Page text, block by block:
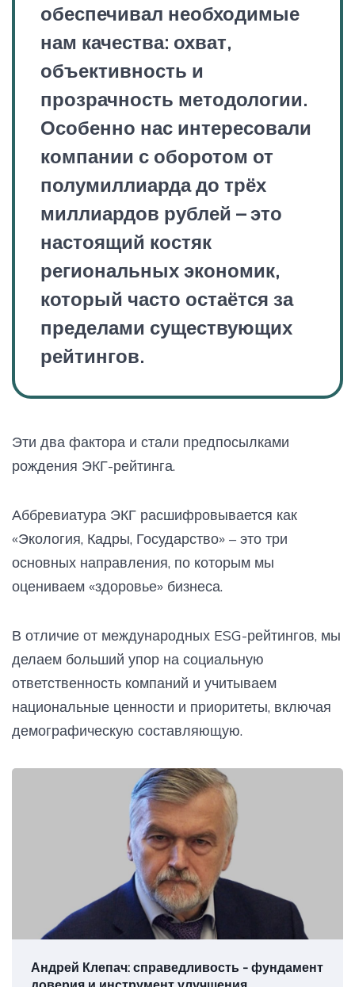
обеспечивал необходимые
нам качества: охват,
объективность и
прозрачность методологии.
Особенно нас интересовали
компании с оборотом от
полумиллиарда до трёх
миллиардов рублей – это
настоящий костяк
региональных экономик,
который часто остаётся за
пределами существующих
рейтингов.
Эти два фактора и стали предпосылками
рождения ЭКГ-рейтинга.
Аббревиатура ЭКГ расшифровывается как
«Экология, Кадры, Государство» – это три
основных направления, по которым мы
оцениваем «здоровье» бизнеса.
В отличие от международных ESG-рейтингов, мы
делаем больший упор на социальную
ответственность компаний и учитываем
национальные ценности и приоритеты, включая
демографическую составляющую.
Андрей Клепач: справедливость - фундамент